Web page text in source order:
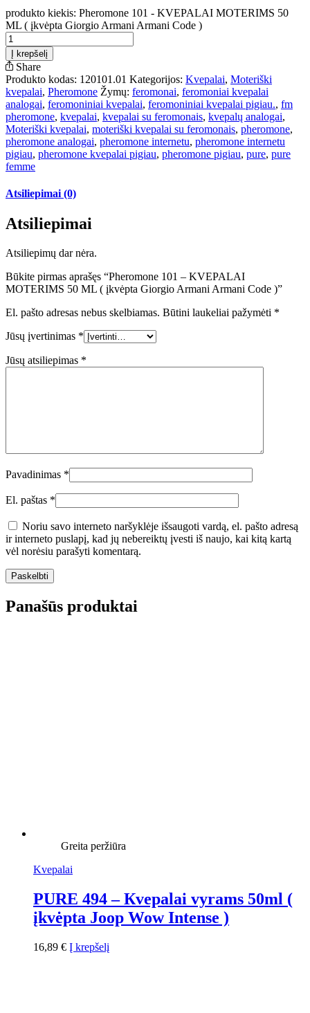
produkto kiekis: Pheromone 101 - KVEPALAI MOTERIMS 50
ML ( įkvėpta Giorgio Armani Armani Code )
Į krepšelį
Share
Produkto kodas: 120101.01 Kategorijos: Kvepalai, Moteriški
kvepalai, Pheromone Žymų: feromonai, feromoniai kvepalai
analogai, feromoniniai kvepalai, feromoniniai kvepalai pigiau., fm
pheromone, kvepalai, kvepalai su feromonais, kvepalų analogai,
Moteriški kvepalai, moteriški kvepalai su feromonais, pheromone,
pheromone analogai, pheromone internetu, pheromone internetu
pigiau, pheromone kvepalai pigiau, pheromone pigiau, pure, pure
femme
Atsiliepimai (0)
Atsiliepimai
Atsiliepimų dar nėra.
Būkite pirmas aprašęs “Pheromone 101 – KVEPALAI
MOTERIMS 50 ML ( įkvėpta Giorgio Armani Armani Code )”
El. pašto adresas nebus skelbiamas. Būtini laukeliai pažymėti *
Jūsų įvertinimas *
Jūsų atsiliepimas *
Pavadinimas *
El. paštas *
Noriu savo interneto naršyklėje išsaugoti vardą, el. pašto adresą
ir interneto puslapį, kad jų nebereiktų įvesti iš naujo, kai kitą kartą
vėl norėsiu parašyti komentarą.
Panašūs produktai
Greita peržiūra
Kvepalai
PURE 494 – Кvepalai vyrams 50ml (
įkvėpta Joop Wow Intense )
16,89 € Į krepšelį